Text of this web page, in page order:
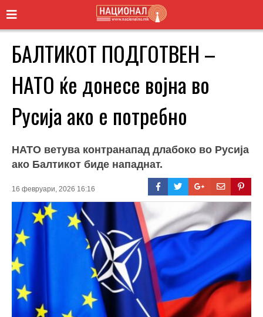
БАЛТИКОТ ПОДГОТВЕН –
НАТО ќе донесе војна во
Русија ако е потребно
НАТО ветува контранапад длабоко во Русија
ако Балтикот биде нападнат.
16 февруари, 2026 16:16